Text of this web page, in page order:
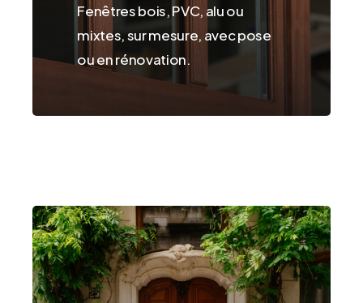
Fenêtres bois, PVC, alu ou
mixtes, sur mesure, avec pose
ou en rénovation.